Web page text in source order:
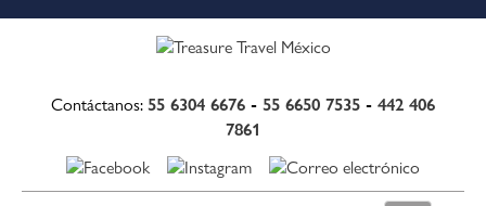
Contáctanos: 55 6304 6676 - 55 6650 7535 - 442 406
7861